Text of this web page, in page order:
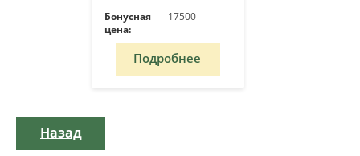
Бонусная
цена:
17500
Подробнее
Назад